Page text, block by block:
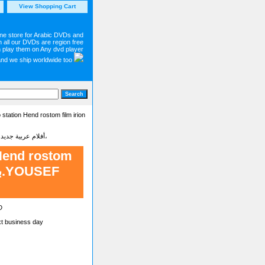
View Shopping Cart
store for Arabic DVDs and
all our DVDs are region free
play them on Any dvd player
we ship worldwide too
Hend rostom film irion
Latest new Arabic movies dvd on sale أفلام عربية جديدة - شاهد أجمل وأحدت الأفلام البرامج والمسلسلات العربية،
rostom
business day